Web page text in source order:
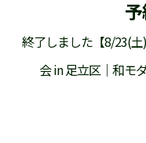
終了しました【8/23(
会 in 足立区｜和モ